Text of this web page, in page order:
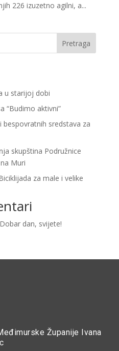
226 izuzetno agilni, a...
Pretraga
u starijoj dobi
“Budimo aktivni”
sredstava za
skupština Podružnice
Muri
za male i velike
Dobar dan, svijete!
Županije Ivana